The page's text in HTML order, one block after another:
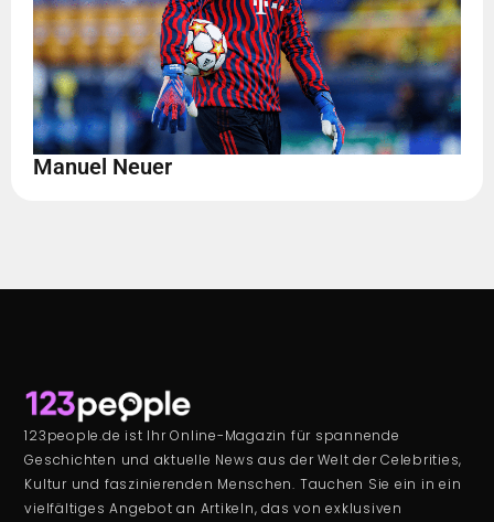
Manuel Neuer
123people.de ist Ihr Online-Magazin für spannende
Geschichten und aktuelle News aus der Welt der Celebrities,
Kultur und faszinierenden Menschen. Tauchen Sie ein in ein
vielfältiges Angebot an Artikeln, das von exklusiven